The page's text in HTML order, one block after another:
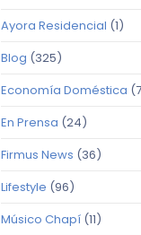
Ayora Residencial (1)
Blog (325)
Economía Doméstica
En Prensa (24)
Firmus News (36)
Lifestyle (96)
Músico Chapí (11)